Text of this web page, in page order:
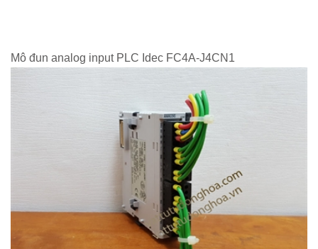
Mô đun analog input PLC Idec FC4A-J4CN1